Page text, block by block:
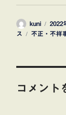
投
稿
kuni
投
稿
2022
ス
タ
不正・不祥
コメント